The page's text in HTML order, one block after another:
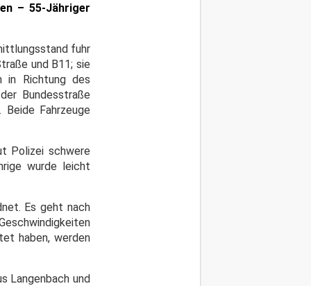
– 55-Jähriger
fuhr
und B11; sie
in Richtung des
Bundesstraße
Fahrzeuge
Polizei schwere
wurde leicht
Es geht nach
haben, werden
Langenbach und